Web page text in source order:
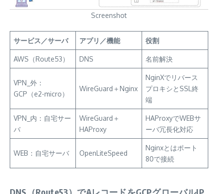
Screenshot
サービス／サーバ アプリ／機能 役割
AWS（Route53） DNS 名前解決
VPN_外：
GCP（e2-micro）
WireGuard＋Nginx
NginXでリバース
プロキシとSSL終
端
VPN_内：自宅サー
バ
WireGuard＋
HAProxy
HAProxyでWEBサ
ーバ冗長化対応
WEB：自宅サーバ OpenLiteSpeed
Nginxとはポート
80で接続
DNS（Route53）でAレコードをGCPグローバルIP